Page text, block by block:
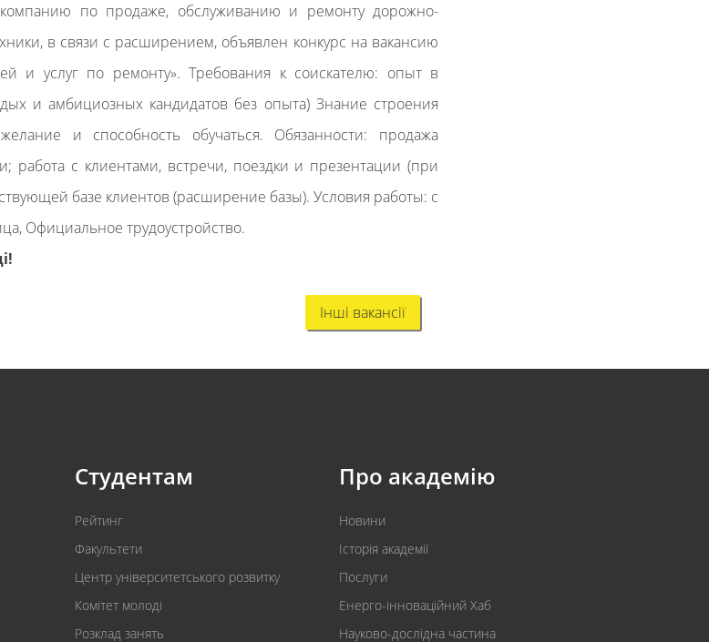
по продаже, обслуживанию и ремонту дорожно-
в связи с расширением, объявлен конкурс на вакансию
и услуг по ремонту». Требования к соискателю: опыт в
и амбициозных кандидатов без опыта) Знание строения
и способность обучаться. Обязанности: продажа
работа с клиентами, встречи, поездки и презентации (при
базе клиентов (расширение базы). Условия работы: с
Официальное трудоустройство.
Інші вакансії
Студентам
Рейтинг
Факультети
Центр університетського розвитку
Комітет молоді
Розклад занять
Про академію
Новини
Історія академії
Послуги
Енерго-інноваційний Хаб
Науково-дослідна частина